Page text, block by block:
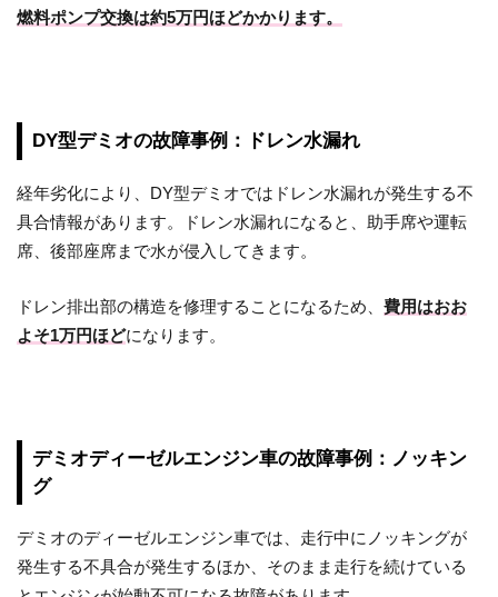
燃料ポンプ交換は約5万円ほどかかります。
DY型デミオの故障事例：ドレン水漏れ
経年劣化により、DY型デミオではドレン水漏れが発生する不
具合情報があります。ドレン水漏れになると、助手席や運転
席、後部座席まで水が侵入してきます。
ドレン排出部の構造を修理することになるため、費用はおお
よそ1万円ほどになります。
デミオディーゼルエンジン車の故障事例：ノッキン
グ
デミオのディーゼルエンジン車では、走行中にノッキングが
発生する不具合が発生するほか、そのまま走行を続けている